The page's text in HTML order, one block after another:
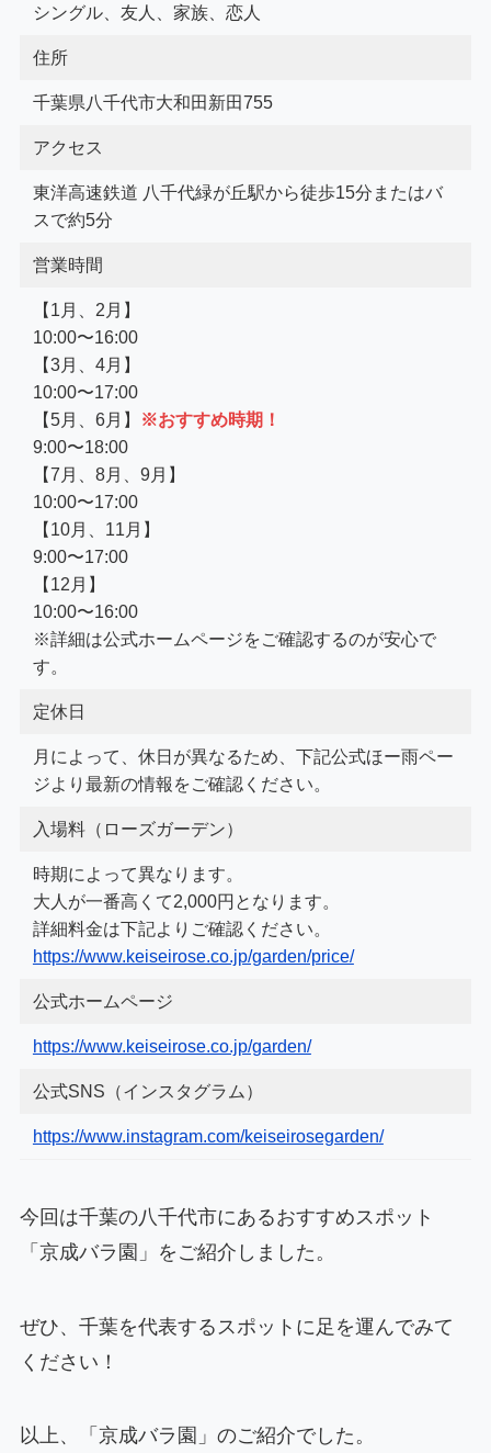
シングル、友人、家族、恋人
住所
千葉県八千代市大和田新田755
アクセス
東洋高速鉄道 八千代緑が丘駅から徒歩15分またはバ
スで約5分
営業時間
【1月、2月】
10:00〜16:00
【3月、4月】
10:00〜17:00
【5月、6月】
※おすすめ時期！
9:00〜18:00
【7月、8月、9月】
10:00〜17:00
【10月、11月】
9:00〜17:00
【12月】
10:00〜16:00
※詳細は公式ホームページをご確認するのが安心で
す。
定休日
月によって、休日が異なるため、下記公式ほー雨ペー
ジより最新の情報をご確認ください。
入場料（ローズガーデン）
時期によって異なります。
大人が一番高くて2,000円となります。
詳細料金は下記よりご確認ください。
https://www.keiseirose.co.jp/garden/price/
公式ホームページ
https://www.keiseirose.co.jp/garden/
公式SNS（インスタグラム）
https://www.instagram.com/keiseirosegarden/
今回は千葉の八千代市にあるおすすめスポット
「京成バラ園」をご紹介しました。
ぜひ、千葉を代表するスポットに足を運んでみて
ください！
以上、「京成バラ園」のご紹介でした。